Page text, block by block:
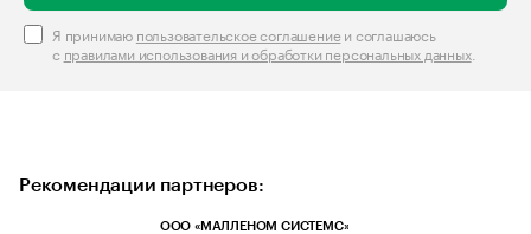
Я принимаю пользовательское соглашениеи соглашаюсь
с правилами использования и обработки персональных данных.
Рекомендации партнеров:
ООО «МАЛЛЕНОМ СИСТЕМС»